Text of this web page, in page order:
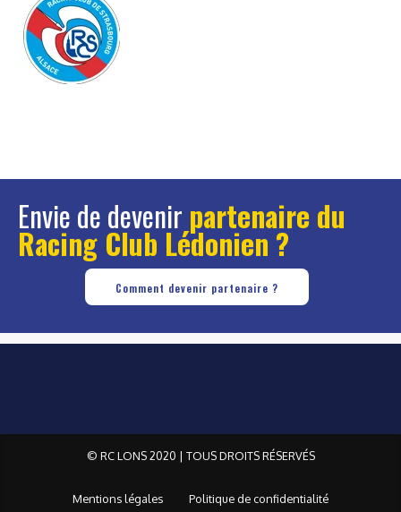
Envie de devenir partenaire du
Racing Club Lédonien ?
Comment devenir partenaire ?
© RC LONS 2020 | TOUS DROITS RÉSERVÉS
Mentions légales Politique de confidentialité